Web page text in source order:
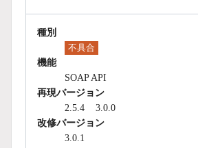
種別
不具合
機能
SOAP API
再現バージョン
2.5.4
3.0.0
改修バージョン
3.0.1